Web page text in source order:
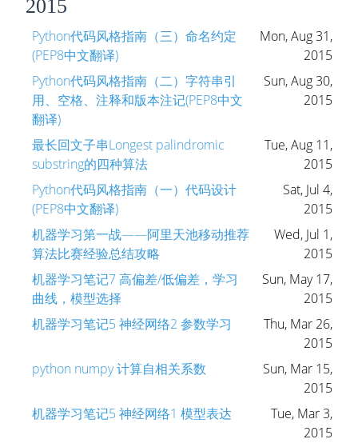
2015
Python代码风格指南（三）命名约定
(PEP8中文翻译)
Mon, Aug 31,
2015
Python代码风格指南（二）字符串引
用、空格、注释和版本注记(PEP8中文
翻译)
Sun, Aug 30,
2015
最长回文子串Longest palindromic
substring的四种算法
Tue, Aug 11,
2015
Python代码风格指南（一）代码设计
(PEP8中文翻译)
Sat, Jul 4,
2015
机器学习第一战——阿里天池移动推荐
算法比赛经验总结攻略
Wed, Jul 1,
2015
机器学习笔记7 高偏差/低偏差，学习
曲线，模型选择
Sun, May 17,
2015
机器学习笔记5 神经网络2 参数学习
Thu, Mar 26,
2015
python numpy 计算自相关系数
Sun, Mar 15,
2015
机器学习笔记5 神经网络1 模型表达
Tue, Mar 3,
2015